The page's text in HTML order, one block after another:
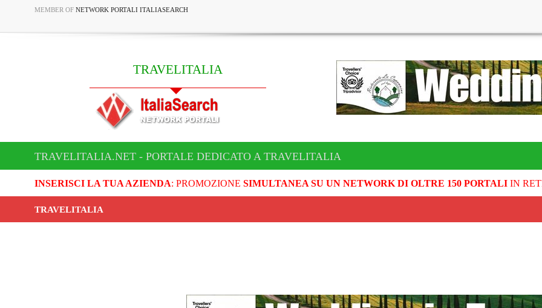
MEMBER OF NETWORK PORTALI ITALIASEARCH
TRAVELITALIA
TRAVELITALIA.NET - PORTALE DEDICATO A TRAVELITALIA
INSERISCI LA TUA AZIENDA: PROMOZIONE SIMULTANEA SU UN NETWORK DI OLTRE 150 PORTALIIN
TRAVELITALIA